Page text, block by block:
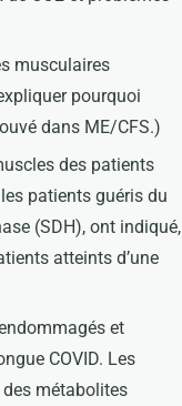
musculaires
pourquoi
dans ME/CFS.)
des patients
patients guéris du
(SDH), ont indiqué,
atteints d’une
et
COVID. Les
métabolites